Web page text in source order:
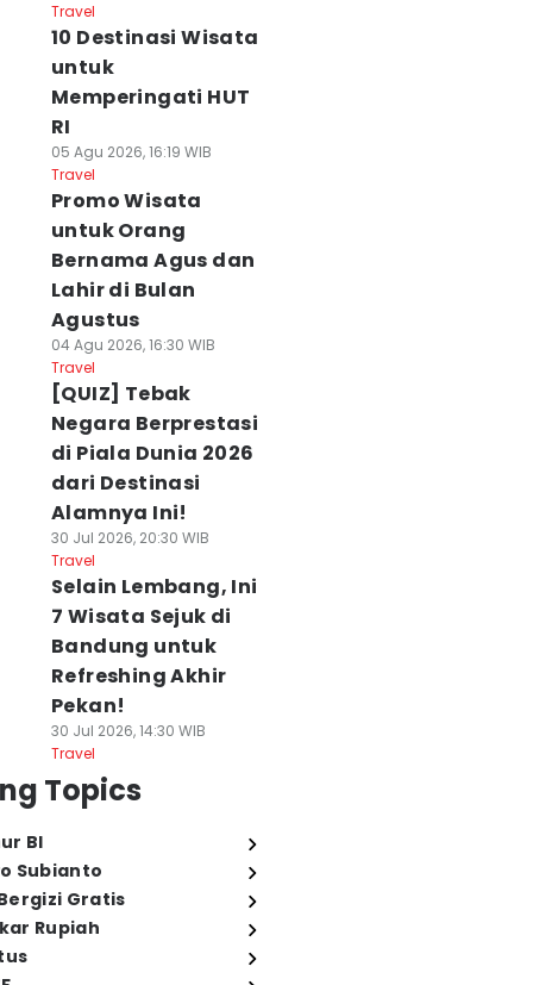
Travel
10 Destinasi Wisata
untuk
Memperingati HUT
RI
05 Agu 2026, 16:19 WIB
Travel
Promo Wisata
untuk Orang
Bernama Agus dan
Lahir di Bulan
Agustus
04 Agu 2026, 16:30 WIB
Travel
[QUIZ] Tebak
Negara Berprestasi
di Piala Dunia 2026
dari Destinasi
Alamnya Ini!
30 Jul 2026, 20:30 WIB
Travel
Selain Lembang, Ini
7 Wisata Sejuk di
Bandung untuk
Refreshing Akhir
Pekan!
30 Jul 2026, 14:30 WIB
Travel
Topics
BI
Subianto
Gratis
Rupiah